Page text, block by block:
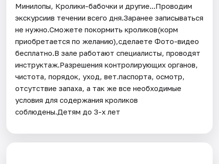
Минилопы, Кролики-бабочки и другие...Проводим
экскурсиив течении всего дня.Заранее записываться
не нужно.Сможете покормить кроликов(корм
приобретается по желанию),сделаете Фото-видео
бесплатно.В зале работают специалисты, проводят
инструктаж.Разрешения контролирующих органов,
чистота, порядок, уход, вет.паспорта, осмотр,
отсутствие запаха, а так же все необходимые
условия для содержания кроликов
соблюдены.Детям до 3-х лет